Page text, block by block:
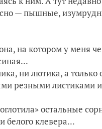
— пышные,
на котором у меня
ни лютика, а только
резными листиками
остальные
белого клевера...